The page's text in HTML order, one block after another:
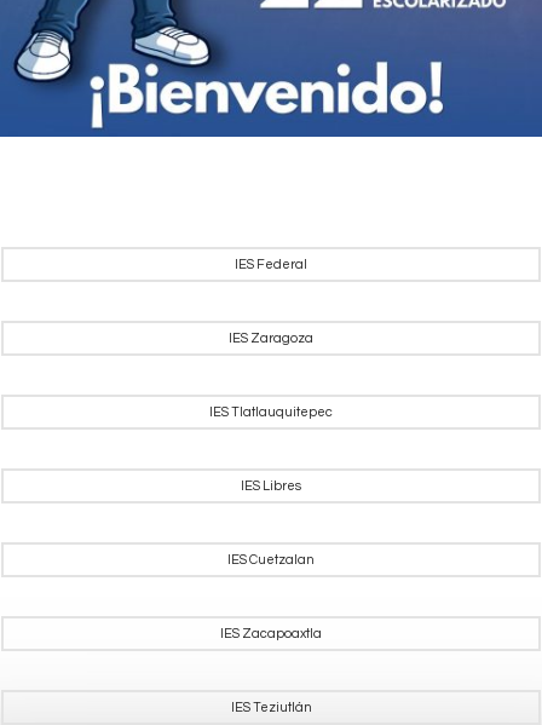
IES Federal
IES Zaragoza
IES Tlatlauquitepec
IES Libres
IES Cuetzalan
IES Zacapoaxtla
IES Teziutlán